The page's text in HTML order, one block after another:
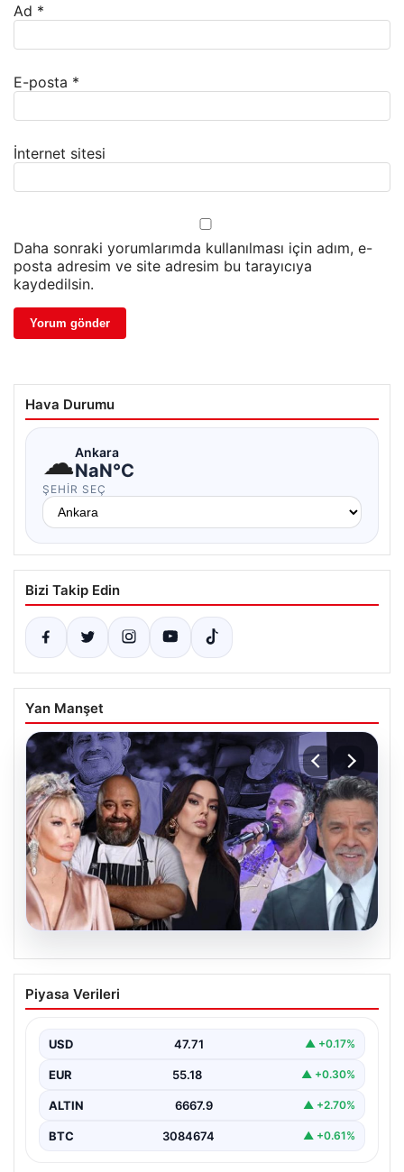
Ad *
E-posta *
İnternet sitesi
Daha sonraki yorumlarımda kullanılması için adım, e-
posta adresim ve site adresim bu tarayıcıya
kaydedilsin.
Hava Durumu
☁Ankara
NaN°C
ŞEHIR SEÇ
Bizi Takip Edin
Yan Manşet
MASAK Raporunda Ahbap Derneği’ne
Yapılan Ünlü Bağışları ve Soruşturmanın
Ahbap Derneği’ne yönelik devam eden soruşturma
incelemesi yapıldı. Mali…
Piyasa Verileri
USD 47.71 ▲ +0.17%
EUR 55.18 ▲ +0.30%
ALTIN 6667.9 ▲ +2.70%
BTC 3084674 ▲ +0.61%